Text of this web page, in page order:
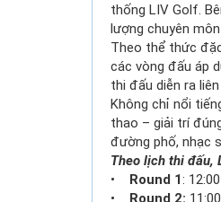
thống LIV Golf.
lượng chuyên
Theo thể thức
các vòng đấu áp
thi đấu diễn ra
Không chỉ nổi
thao – giải trí
đường phố, nhạc
Theo lịch thi đấu,
•
Round 1:
•
Round 2: